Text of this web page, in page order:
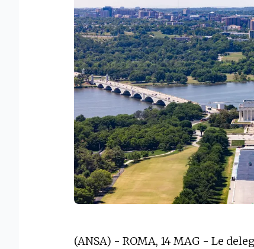
(ANSA) - ROMA, 14 MAG - Le